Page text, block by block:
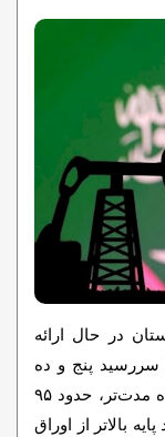
در حال ارائه
سررسید پنج و ده
ساله است. قیمت اولیه برای اوراق کوتاه‌ مدت‌تر، حدود ۹۵
برای اوراق بلندمدت ۱۰۵ واحد پایه بالاتر از اوراق